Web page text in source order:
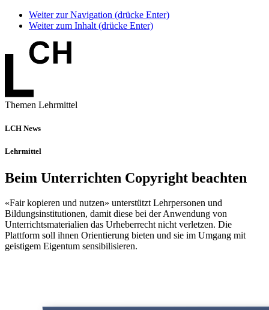
Weiter zur Navigation (drücke Enter)
Weiter zum Inhalt (drücke Enter)
Themen Lehrmittel
LCH News
Lehrmittel
Beim Unterrichten Copyright beachten
«Fair kopieren und nutzen» unterstützt Lehrpersonen und
Bildungsinstitutionen, damit diese bei der Anwendung von
Unterrichtsmaterialien das Urheberrecht nicht verletzen. Die
Plattform soll ihnen Orientierung bieten und sie im Umgang mit
geistigem Eigentum sensibilisieren.